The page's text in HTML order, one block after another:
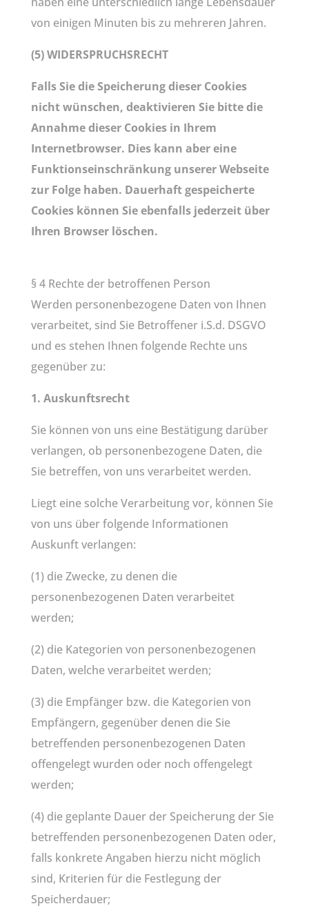
von einigen Minuten bis zu mehreren Jahren.
(5) WIDERSPRUCHSRECHT
Falls Sie die Speicherung dieser Cookies
nicht wünschen, deaktivieren Sie bitte die
Annahme dieser Cookies in Ihrem
Internetbrowser. Dies kann aber eine
Funktionseinschränkung unserer Webseite
zur Folge haben. Dauerhaft gespeicherte
Cookies können Sie ebenfalls jederzeit über
Ihren Browser löschen.
§ 4 Rechte der betroffenen Person
Werden personenbezogene Daten von Ihnen
verarbeitet, sind Sie Betroffener i.S.d. DSGVO
und es stehen Ihnen folgende Rechte uns
gegenüber zu:
1. Auskunftsrecht
Sie können von uns eine Bestätigung darüber
verlangen, ob personenbezogene Daten, die
Sie betreffen, von uns verarbeitet werden.
Liegt eine solche Verarbeitung vor, können Sie
von uns über folgende Informationen
Auskunft verlangen:
(1) die Zwecke, zu denen die
personenbezogenen Daten verarbeitet
werden;
(2) die Kategorien von personenbezogenen
Daten, welche verarbeitet werden;
(3) die Empfänger bzw. die Kategorien von
Empfängern, gegenüber denen die Sie
betreffenden personenbezogenen Daten
offengelegt wurden oder noch offengelegt
werden;
(4) die geplante Dauer der Speicherung der Sie
betreffenden personenbezogenen Daten oder,
falls konkrete Angaben hierzu nicht möglich
sind, Kriterien für die Festlegung der
Speicherdauer;